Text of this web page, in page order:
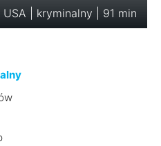
USA | kryminalny | 91 min